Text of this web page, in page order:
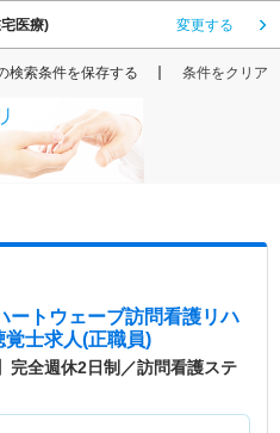
医療) 変更する
検索条件を保存する 条件をクリア
ートウェーブ訪問看護リハ
覚士求人(正職員)
完全週休2日制／訪問看護ステ